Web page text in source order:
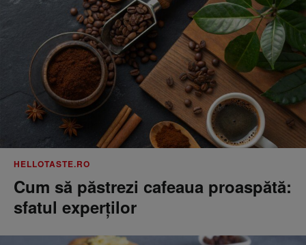
HELLOTASTE.RO
Cum să păstrezi cafeaua proaspătă:
sfatul experților